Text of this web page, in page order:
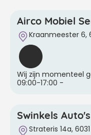
Airco Mobiel
Kraanmeester 6,
Wij zijn momenteel
09:00-17:00 -
Swinkels
Strateris 14a,